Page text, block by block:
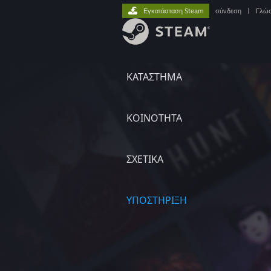
ΚΑΤΑΣΤΗΜΑ
ΚΟΙΝΟΤΗΤΑ
ΣΧΕΤΙΚΆ
ΥΠΟΣΤΗΡΙΞΗ
Εγκατάσταση Steam σύνδεση